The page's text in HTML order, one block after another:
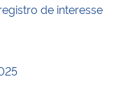
de interesse